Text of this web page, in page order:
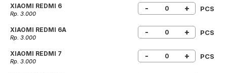
XIAOMI REDMI 6
Rp. 3.000
- + PCS
XIAOMI REDMI 6A
Rp. 3.000
- + PCS
XIAOMI REDMI 7
Rp. 3.000
- + PCS